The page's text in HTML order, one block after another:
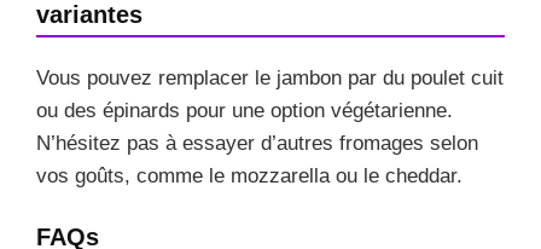
variantes
Vous pouvez remplacer le jambon par du poulet cuit
ou des épinards pour une option végétarienne.
N’hésitez pas à essayer d’autres fromages selon
vos goûts, comme le mozzarella ou le cheddar.
FAQs